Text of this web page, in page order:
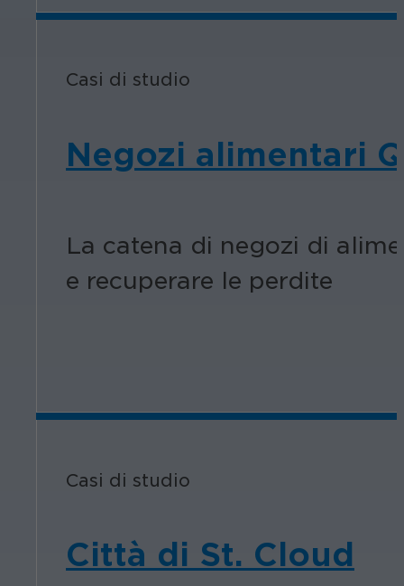
Casi di studio
Negozi alimentari
La catena di negozi di
e recuperare le perdite
Casi di studio
Città di St. Cloud